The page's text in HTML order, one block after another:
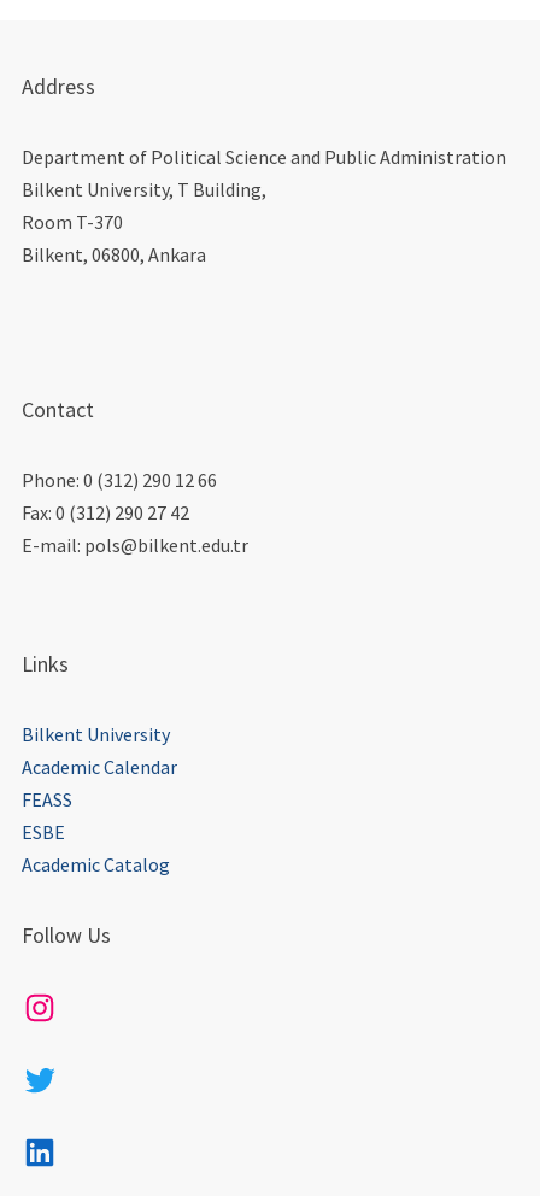
Address
Department of Political Science and Public Administration
Bilkent University, T Building,
Room T-370
Bilkent, 06800, Ankara
Contact
Phone: 0 (312) 290 12 66
Fax: 0 (312) 290 27 42
E-mail: pols@bilkent.edu.tr
Links
Bilkent University
Academic Calendar
FEASS
ESBE
Academic Catalog
Follow Us
Instagram
Twitter
LinkedIn